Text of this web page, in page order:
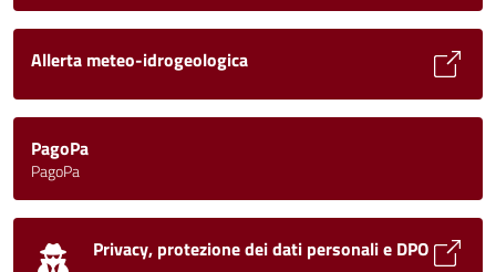
Allerta meteo-idrogeologica
PagoPa
PagoPa
Privacy, protezione dei dati personali e DPO